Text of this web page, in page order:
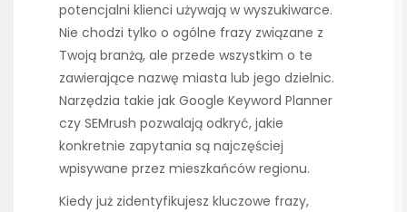
potencjalni klienci używają w wyszukiwarce.
Nie chodzi tylko o ogólne frazy związane z
Twoją branżą, ale przede wszystkim o te
zawierające nazwę miasta lub jego dzielnic.
Narzędzia takie jak Google Keyword Planner
czy SEMrush pozwalają odkryć, jakie
konkretnie zapytania są najczęściej
wpisywane przez mieszkańców regionu.
Kiedy już zidentyfikujesz kluczowe frazy,